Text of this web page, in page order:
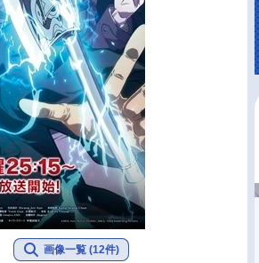
画像一覧 (12件)